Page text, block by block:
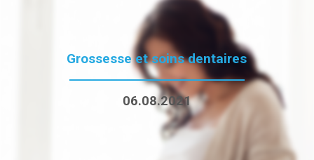
Grossesse et soins dentaires
06.08.2021